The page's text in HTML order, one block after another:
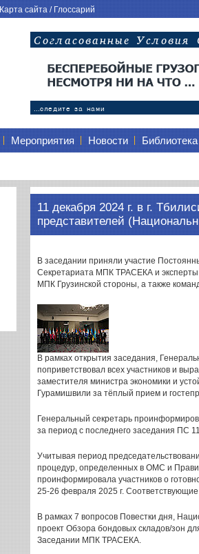
Карта сайта/Глоссарий
Мероприятия Новости Библиотека
11 декабря 2024 г. в г.
представителей
В заседании приняли участие
Секретариата МПК ТРАСЕКА и
МПК Грузинской стороны, а также
В рамках открытия заседания,
поприветствовал всех участников и
заместителя министра экономики и
Гурамишвили за тёплый прием и
Генеральный секретарь
за период с последнего заседания ПС
Учитывая период
процедур, определенных в ОМС и
проинформировала участников о
25-26 февраля 2025 г.
В рамках 7 вопросов Повестки дня,
проект Обзора бондовых складов/зон
Заседании МПК ТРАСЕКА.